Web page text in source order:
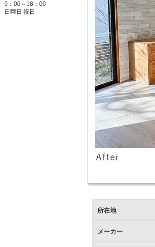
所在地
メーカー
9：00～18：00
日曜日 祝日